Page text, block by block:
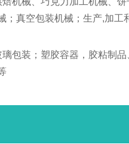
；真空包装机械；生产,加
包装；塑胶容器，胶粘制